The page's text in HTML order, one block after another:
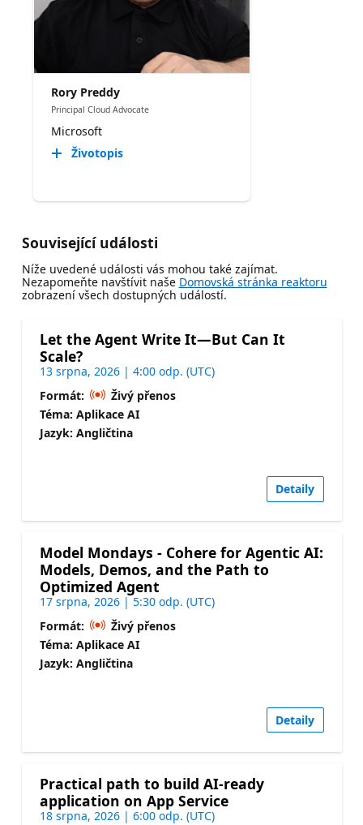
Rory Preddy
Principal Cloud Advocate
Microsoft
Životopis
Související události
Níže uvedené události vás mohou také zajímat.
Nezapomeňte navštívit naše Domovská stránka reaktoru
zobrazení všech dostupných událostí.
Let the Agent Write It—But Can It
Scale?
13 srpna, 2026 | 4:00 odp. (UTC)
Formát:
Živý přenos
Téma: Aplikace AI
Jazyk: Angličtina
Detaily
Model Mondays - Cohere for Agentic AI:
Models, Demos, and the Path to
Optimized Agent
17 srpna, 2026 | 5:30 odp. (UTC)
Formát:
Živý přenos
Téma: Aplikace AI
Jazyk: Angličtina
Detaily
Practical path to build AI-ready
application on App Service
18 srpna, 2026 | 6:00 odp. (UTC)